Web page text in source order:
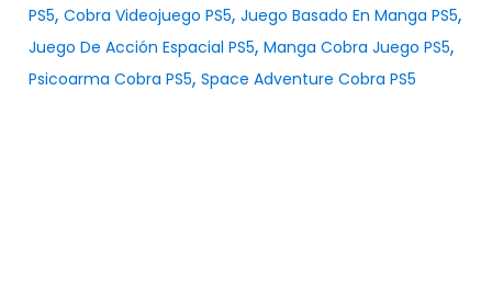
PS5, Cobra Videojuego PS5, Juego Basado En Manga PS5,
Juego De Acción Espacial PS5, Manga Cobra Juego PS5,
Psicoarma Cobra PS5, Space Adventure Cobra PS5